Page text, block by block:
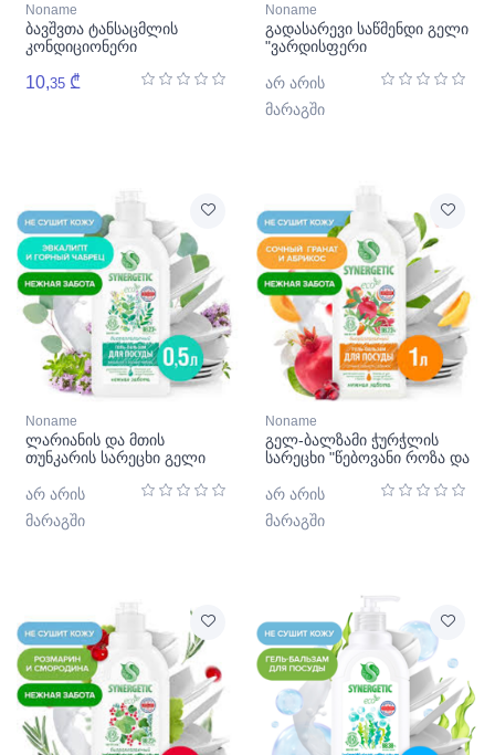
Noname
ბავშვთა ტანსაცმლის
კონდიციონერი
10,35 ₾
Noname
გადასარევი საწმენდი გელი
"ვარდისფერი
არ არის
მარაგში
Noname
ლარიანის და მთის
თუნკარის სარეცხი გელი
არ არის
მარაგში
Noname
გელ-ბალზამი ჭურჭლის
სარეცხი "წებოვანი როზა და
არ არის
მარაგში